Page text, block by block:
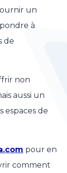
un
à
de
non
aussi un
espaces de
pour en
comment